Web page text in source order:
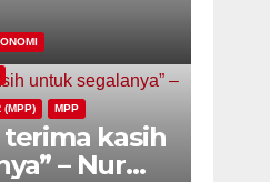
(MPP) MPP
terima kasih
– Nur